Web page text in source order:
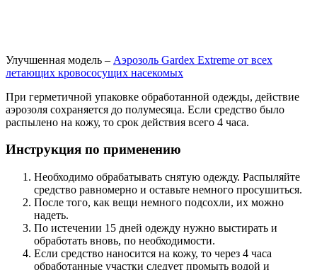
Улучшенная модель – Аэрозоль Gardex Extreme от всех
летающих кровососущих насекомых
При герметичной упаковке обработанной одежды, действие
аэрозоля сохраняется до полумесяца. Если средство было
распылено на кожу, то срок действия всего 4 часа.
Инструкция по применению
Необходимо обрабатывать снятую одежду. Распыляйте
средство равномерно и оставьте немного просушиться.
После того, как вещи немного подсохли, их можно
надеть.
По истечении 15 дней одежду нужно выстирать и
обработать вновь, по необходимости.
Если средство наносится на кожу, то через 4 часа
обработанные участки следует промыть водой и